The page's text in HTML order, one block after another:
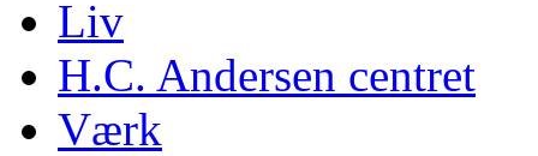
Liv
H.C. Andersen centret
Værk